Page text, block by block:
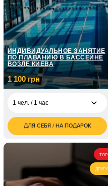
ИНДИВИДУАЛЬНОЕ ЗАНЯТИЕ
ПО ПЛАВАНИЮ В БАССЕЙНЕ
ВОЗЛЕ КИЕВА
1 100 грн
1 чел. / 1 час
1 100
грн
950
грн
ДЛЯ СЕБЯ / НА ПОДАРОК
TOP
ДРУГУ